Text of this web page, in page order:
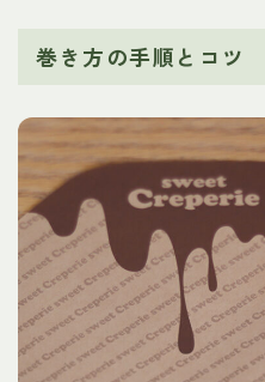
巻き方の手順とコツ